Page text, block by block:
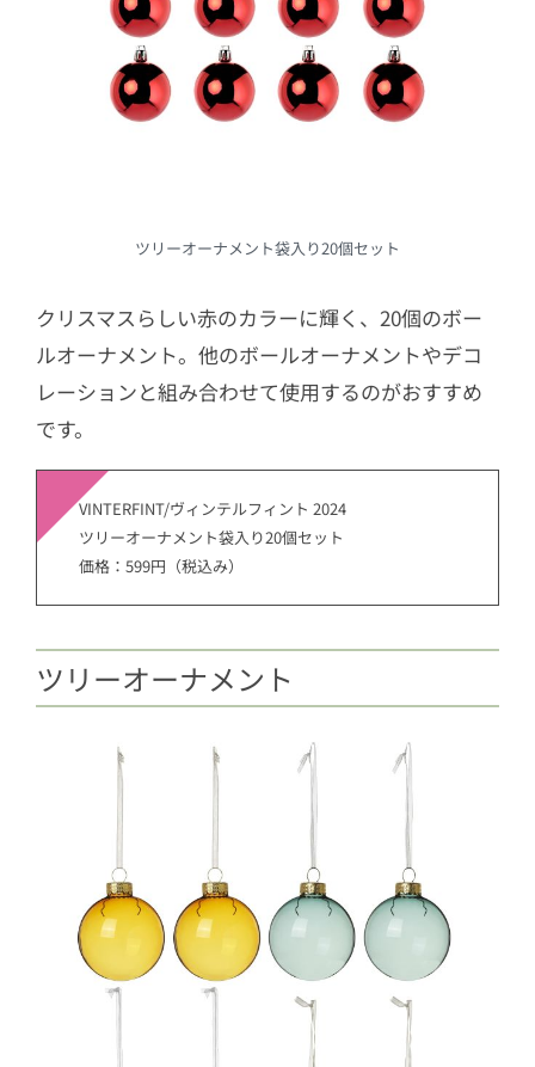
ツリーオーナメント袋入り20個セット
クリスマスらしい赤のカラーに輝く、20個のボー
ルオーナメント。他のボールオーナメントやデコ
レーションと組み合わせて使用するのがおすすめ
です。
VINTERFINT/ヴィンテルフィント 2024
ツリーオーナメント袋入り20個セット
価格：599円（税込み）
ツリーオーナメント